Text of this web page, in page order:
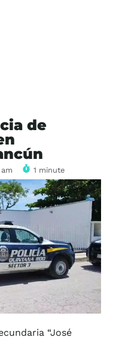
de
1 minute
“José